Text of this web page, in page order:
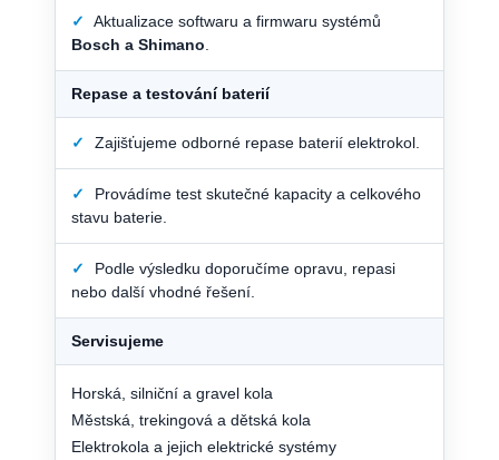
✓
Aktualizace softwaru a firmwaru systémů
Bosch a Shimano
Repase a testování baterií
✓ Zajišťujeme odborné repase baterií elektrokol.
✓
Provádíme test skutečné kapacity a celkového
stavu baterie.
✓
Podle výsledku doporučíme opravu, repasi
nebo další vhodné řešení.
Servisujeme
Horská, silniční a gravel kola
Městská, trekingová a dětská kola
Elektrokola a jejich elektrické systémy